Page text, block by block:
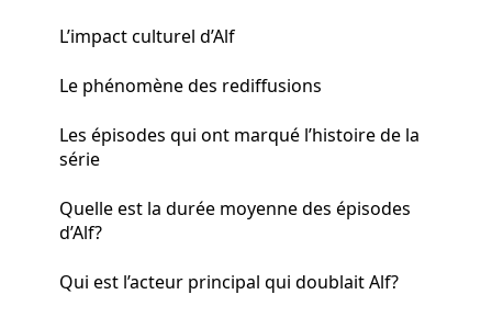
L’impact culturel d’Alf
Le phénomène des rediffusions
Les épisodes qui ont marqué l’histoire de la
série
Quelle est la durée moyenne des épisodes
d’Alf?
Qui est l’acteur principal qui doublait Alf?